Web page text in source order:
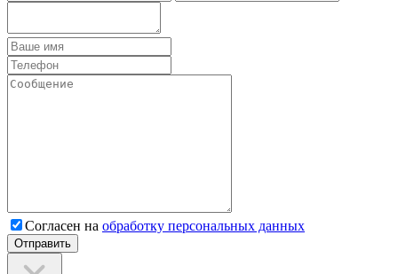
Согласен на обработку персональных данных
Отправить